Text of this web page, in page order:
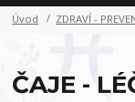
Úvod ZDRAVÍ -
ČAJE -